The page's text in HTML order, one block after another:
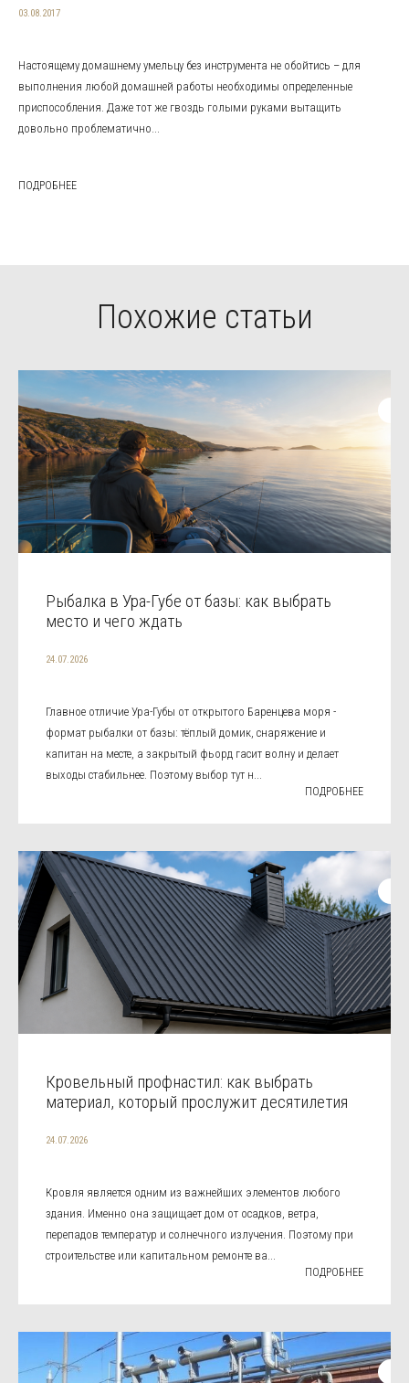
03.08.2017
Настоящему домашнему умельцу без инструмента не обойтись – для
выполнения любой домашней работы необходимы определенные
приспособления. Даже тот же гвоздь голыми руками вытащить
довольно проблематично...
ПОДРОБНЕЕ
Похожие статьи
Рыбалка в Ура-Губе от базы: как выбрать
место и чего ждать
24.07.2026
Главное отличие Ура-Губы от открытого Баренцева моря -
формат рыбалки от базы: тёплый домик, снаряжение и
капитан на месте, а закрытый фьорд гасит волну и делает
выходы стабильнее. Поэтому выбор тут н...
ПОДРОБНЕЕ
Кровельный профнастил: как выбрать
материал, который прослужит десятилетия
24.07.2026
Кровля является одним из важнейших элементов любого
здания. Именно она защищает дом от осадков, ветра,
перепадов температур и солнечного излучения. Поэтому при
строительстве или капитальном ремонте ва...
ПОДРОБНЕЕ